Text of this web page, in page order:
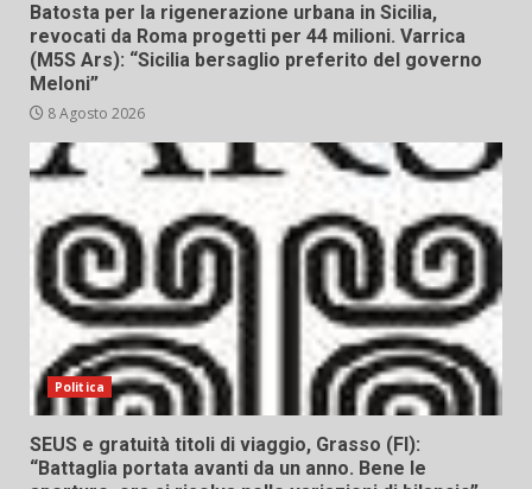
Batosta per la rigenerazione urbana in Sicilia,
revocati da Roma progetti per 44 milioni. Varrica
(M5S Ars): “Sicilia bersaglio preferito del governo
Meloni”
8 Agosto 2026
Politica
SEUS e gratuità titoli di viaggio, Grasso (FI):
“Battaglia portata avanti da un anno. Bene le